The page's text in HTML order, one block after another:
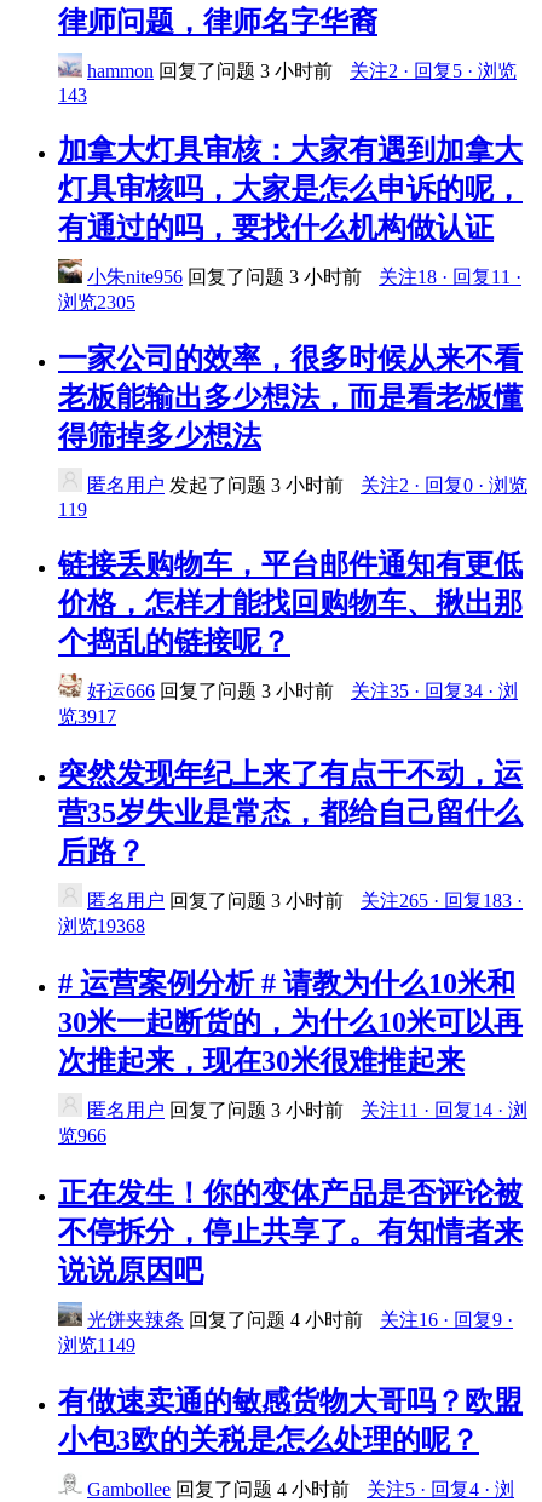
律师问题，律师名字华裔
hammon 回复了问题 3 小时前
关注2 · 回复5 · 浏览
143
加拿大灯具审核：大家有遇到加拿大
灯具审核吗，大家是怎么申诉的呢，
有通过的吗，要找什么机构做认证
小朱nite956 回复了问题 3 小时前
关注18 · 回复11 ·
浏览2305
一家公司的效率，很多时候从来不看
老板能输出多少想法，而是看老板懂
得筛掉多少想法
匿名用户 发起了问题 3 小时前
关注2 · 回复0 · 浏览
119
链接丢购物车，平台邮件通知有更低
价格，怎样才能找回购物车、揪出那
个捣乱的链接呢？
好运666 回复了问题 3 小时前
关注35 · 回复34 · 浏
览3917
突然发现年纪上来了有点干不动，运
营35岁失业是常态，都给自己留什么
后路？
匿名用户 回复了问题 3 小时前
关注265 · 回复183 ·
浏览19368
# 运营案例分析 # 请教为什么10米和
30米一起断货的，为什么10米可以再
次推起来，现在30米很难推起来
匿名用户 回复了问题 3 小时前
关注11 · 回复14 · 浏
览966
正在发生！你的变体产品是否评论被
不停拆分，停止共享了。有知情者来
说说原因吧
光饼夹辣条 回复了问题 4 小时前
关注16 · 回复9 ·
浏览1149
有做速卖通的敏感货物大哥吗？欧盟
小包3欧的关税是怎么处理的呢？
Gambollee 回复了问题 4 小时前
关注5 · 回复4 · 浏